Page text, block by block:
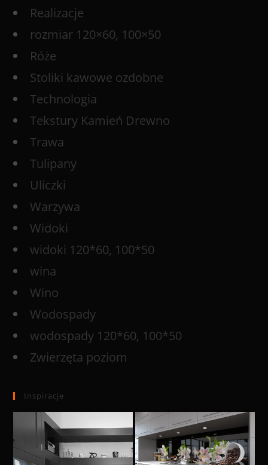
Realizacje
rozmiar 120×60, 100×50
Róże
Stoliki kawowe ozdobne
Technologia
Tekstury Kamień Drewno
Trawa
Tulipany
Uliczki
Warzywa
Widoki
widoki 120*60, 100*50
wina
Wino
Wodospady
wodospady 120*60, 100*50
Zwierzęta poziom
Inspiracje